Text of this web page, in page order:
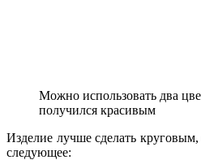
Можно использовать два
получился красивым
Изделие лучше сделать
следующее: